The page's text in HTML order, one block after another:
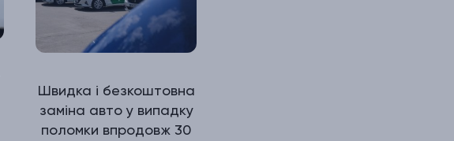
Швидка і безкоштовна
заміна авто у випадку
поломки впродовж 30